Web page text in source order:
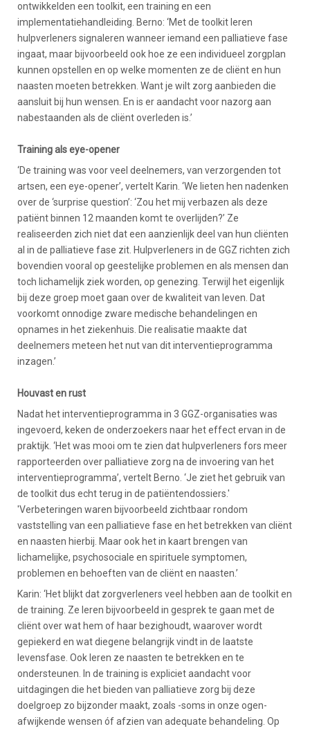
ontwikkelden een toolkit, een training en een
implementatiehandleiding. Berno: ‘Met de toolkit leren
hulpverleners signaleren wanneer iemand een palliatieve fase
ingaat, maar bijvoorbeeld ook hoe ze een individueel zorgplan
kunnen opstellen en op welke momenten ze de cliënt en hun
naasten moeten betrekken. Want je wilt zorg aanbieden die
aansluit bij hun wensen. En is er aandacht voor nazorg aan
nabestaanden als de cliënt overleden is.’
Training als eye-opener
‘De training was voor veel deelnemers, van verzorgenden tot
artsen, een eye-opener’, vertelt Karin. ‘We lieten hen nadenken
over de ‘surprise question’: ‘Zou het mij verbazen als deze
patiënt binnen 12 maanden komt te overlijden?’ Ze
realiseerden zich niet dat een aanzienlijk deel van hun cliënten
al in de palliatieve fase zit. Hulpverleners in de GGZ richten zich
bovendien vooral op geestelijke problemen en als mensen dan
toch lichamelijk ziek worden, op genezing. Terwijl het eigenlijk
bij deze groep moet gaan over de kwaliteit van leven. Dat
voorkomt onnodige zware medische behandelingen en
opnames in het ziekenhuis. Die realisatie maakte dat
deelnemers meteen het nut van dit interventieprogramma
inzagen.’
Houvast en rust
Nadat het interventieprogramma in 3 GGZ-organisaties was
ingevoerd, keken de onderzoekers naar het effect ervan in de
praktijk. ‘Het was mooi om te zien dat hulpverleners fors meer
rapporteerden over palliatieve zorg na de invoering van het
interventieprogramma’, vertelt Berno. ‘Je ziet het gebruik van
de toolkit dus echt terug in de patiëntendossiers.'
'Verbeteringen waren bijvoorbeeld zichtbaar rondom
vaststelling van een palliatieve fase en het betrekken van cliënt
en naasten hierbij. Maar ook het in kaart brengen van
lichamelijke, psychosociale en spirituele symptomen,
problemen en behoeften van de cliënt en naasten.’
Karin: ‘Het blijkt dat zorgverleners veel hebben aan de toolkit en
de training. Ze leren bijvoorbeeld in gesprek te gaan met de
cliënt over wat hem of haar bezighoudt, waarover wordt
gepiekerd en wat diegene belangrijk vindt in de laatste
levensfase. Ook leren ze naasten te betrekken en te
ondersteunen. In de training is expliciet aandacht voor
uitdagingen die het bieden van palliatieve zorg bij deze
doelgroep zo bijzonder maakt, zoals -soms in onze ogen-
afwijkende wensen óf afzien van adequate behandeling. Op